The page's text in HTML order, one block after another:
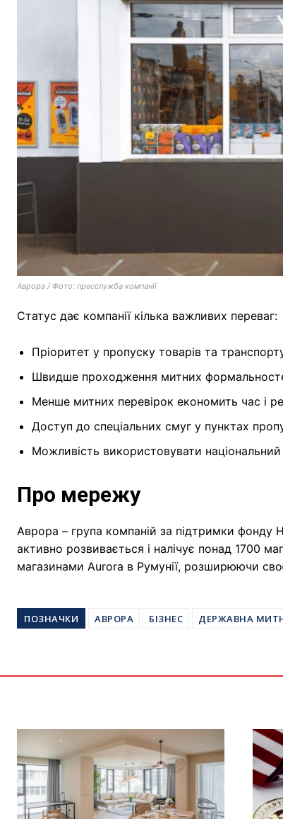
Аврора / Фото: пресслужба компанії
Статус дає компанії кілька важливих переваг:
Пріоритет у пропуску товарів та
Швидше проходження митних
Менше митних перевірок економить час і
Доступ до спеціальних смуг у пунктах
Можливість використовувати
Про мережу
Аврора – група компаній за підтримки фонду
активно розвивається і налічує понад 1700
магазинами Aurora в Румунії, розширюючи
ПОЗНАЧКИ АВРОРА БІЗНЕС ДЕРЖАВНА